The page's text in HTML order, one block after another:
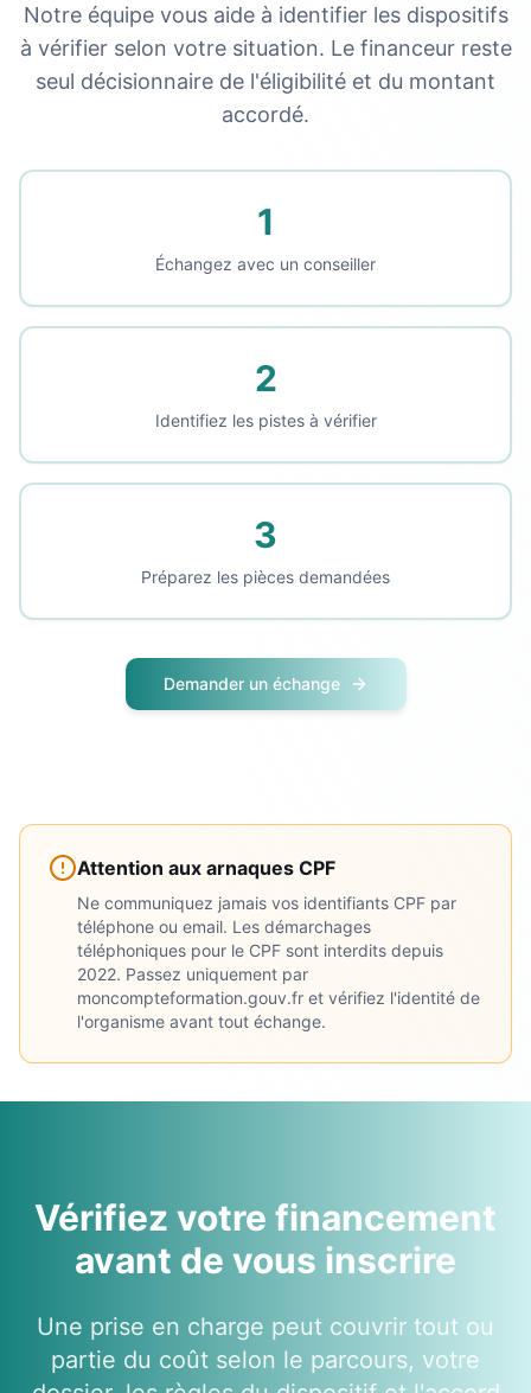
Notre équipe vous aide à identifier les dispositifs
à vérifier selon votre situation. Le financeur reste
seul décisionnaire de l'éligibilité et du montant
accordé.
1
Échangez avec un conseiller
2
Identifiez les pistes à vérifier
3
Préparez les pièces demandées
Demander un échange
Attention aux arnaques CPF
Ne communiquez jamais vos identifiants CPF par
téléphone ou email. Les démarchages
téléphoniques pour le CPF sont interdits depuis
2022. Passez uniquement par
moncompteformation.gouv.fr et vérifiez l'identité de
l'organisme avant tout échange.
Vérifiez votre financement
avant de vous inscrire
Une prise en charge peut couvrir tout ou
partie du coût selon le parcours, votre